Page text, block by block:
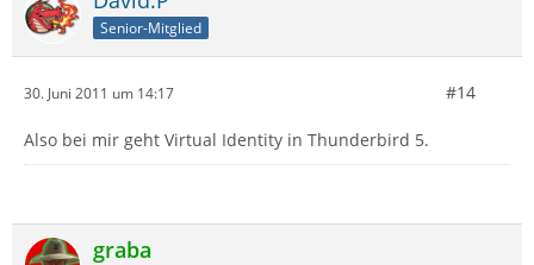
Senior-Mitglied
30. Juni 2011 um 14:17 #14
Also bei mir geht Virtual Identity in Thunderbird 5.
graba